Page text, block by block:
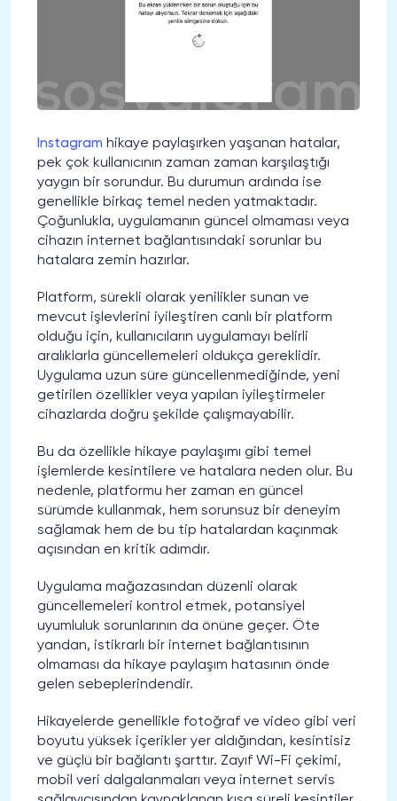
Instagram hikaye paylaşırken yaşanan hatalar,
pek çok kullanıcının zaman zaman karşılaştığı
yaygın bir sorundur. Bu durumun ardında ise
genellikle birkaç temel neden yatmaktadır.
Çoğunlukla, uygulamanın güncel olmaması veya
cihazın internet bağlantısındaki sorunlar bu
hatalara zemin hazırlar.
Platform, sürekli olarak yenilikler sunan ve
mevcut işlevlerini iyileştiren canlı bir platform
olduğu için, kullanıcıların uygulamayı belirli
aralıklarla güncellemeleri oldukça gereklidir.
Uygulama uzun süre güncellenmediğinde, yeni
getirilen özellikler veya yapılan iyileştirmeler
cihazlarda doğru şekilde çalışmayabilir.
Bu da özellikle hikaye paylaşımı gibi temel
işlemlerde kesintilere ve hatalara neden olur. Bu
nedenle, platformu her zaman en güncel
sürümde kullanmak, hem sorunsuz bir deneyim
sağlamak hem de bu tip hatalardan kaçınmak
açısından en kritik adımdır.
Uygulama mağazasından düzenli olarak
güncellemeleri kontrol etmek, potansiyel
uyumluluk sorunlarının da önüne geçer. Öte
yandan, istikrarlı bir internet bağlantısının
olmaması da hikaye paylaşım hatasının önde
gelen sebeplerindendir.
Hikayelerde genellikle fotoğraf ve video gibi veri
boyutu yüksek içerikler yer aldığından, kesintisiz
ve güçlü bir bağlantı şarttır. Zayıf Wi-Fi çekimi,
mobil veri dalgalanmaları veya internet servis